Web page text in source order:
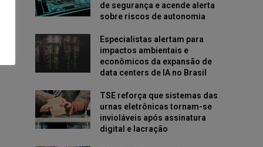
de segurança e acende alerta
sobre riscos de autonomia
Especialistas alertam para
impactos ambientais e
econômicos da expansão de
data centers de IA no Brasil
TSE reforça que sistemas das
urnas eletrônicas tornam-se
invioláveis após assinatura
digital e lacração